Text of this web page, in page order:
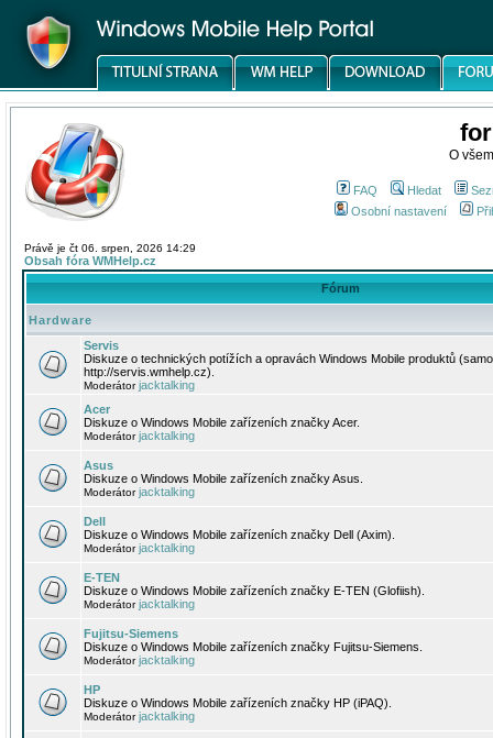
O
FAQ Hledat
Osobní nastavení
Právě je čt 06. srpen, 2026 14:29
Obsah fóra WMHelp.cz
Fórum
Hardware
Servis
Diskuze o technických potížích a opravách Windows Mobile produktů
http://servis.wmhelp.cz).
Moderátorjacktalking
Acer
Diskuze o Windows Mobile zařízeních značky Acer.
Moderátorjacktalking
Asus
Diskuze o Windows Mobile zařízeních značky Asus.
Moderátorjacktalking
Dell
Diskuze o Windows Mobile zařízeních značky Dell (Axim).
Moderátorjacktalking
E-TEN
Diskuze o Windows Mobile zařízeních značky E-TEN (Glofiish).
Moderátorjacktalking
Fujitsu-Siemens
Diskuze o Windows Mobile zařízeních značky Fujitsu-Siemens.
Moderátorjacktalking
HP
Diskuze o Windows Mobile zařízeních značky HP (iPAQ).
Moderátorjacktalking